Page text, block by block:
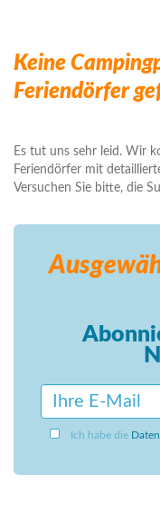
Keine
Feriendörfer
Es tut uns sehr leid. Wir
Feriendörfer mit
Versuchen Sie bitte, die
Ich habe die